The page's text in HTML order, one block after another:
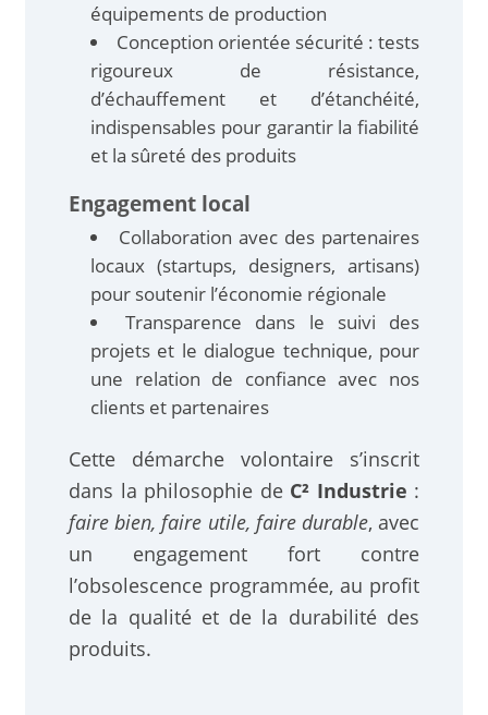
équipements de production
Conception orientée sécurité : tests
rigoureux de résistance,
d’échauffement et d’étanchéité,
indispensables pour garantir la fiabilité
et la sûreté des produits
Engagement local
Collaboration avec des partenaires
locaux (startups, designers, artisans)
pour soutenir l’économie régionale
Transparence dans le suivi des
projets et le dialogue technique, pour
une relation de confiance avec nos
clients et partenaires
Cette démarche volontaire s’inscrit
dans la philosophie de C² Industrie :
faire bien, faire utile, faire durable, avec
un engagement fort contre
l’obsolescence programmée, au profit
de la qualité et de la durabilité des
produits.